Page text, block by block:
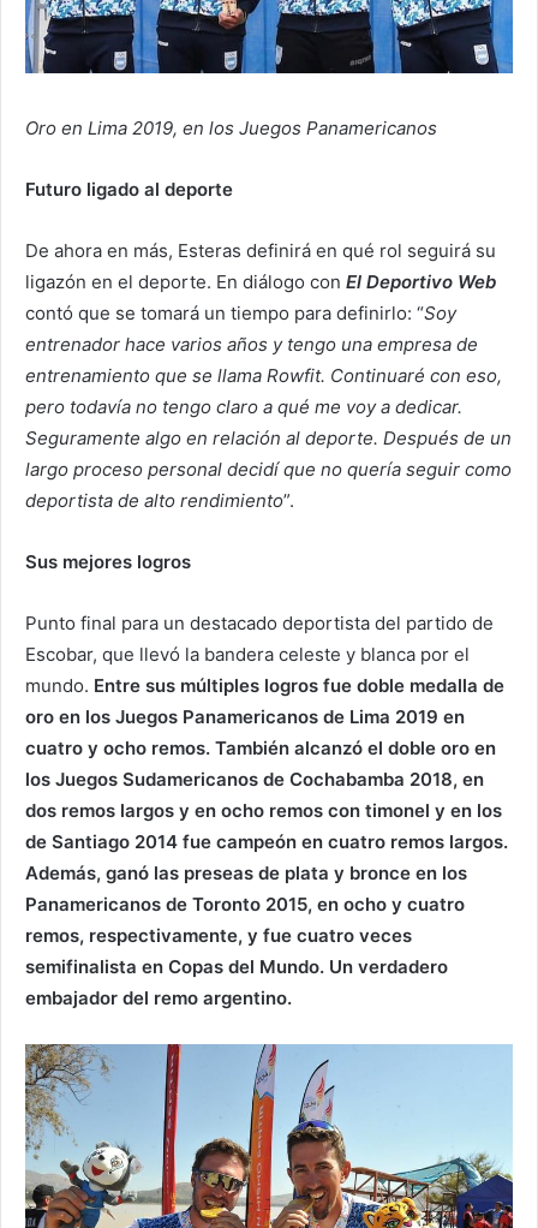
Oro en Lima 2019, en los Juegos Panamericanos
Futuro ligado al deporte
De ahora en más, Esteras definirá en qué rol seguirá su
ligazón en el deporte. En diálogo con El Deportivo Web
contó que se tomará un tiempo para definirlo: “Soy
entrenador hace varios años y tengo una empresa de
entrenamiento que se llama Rowfit. Continuaré con eso,
pero todavía no tengo claro a qué me voy a dedicar.
Seguramente algo en relación al deporte. Después de un
largo proceso personal decidí que no quería seguir como
deportista de alto rendimiento”.
Sus mejores logros
Punto final para un destacado deportista del partido de
Escobar, que llevó la bandera celeste y blanca por el
mundo. Entre sus múltiples logros fue doble medalla de
oro en los Juegos Panamericanos de Lima 2019 en
cuatro y ocho remos. También alcanzó el doble oro en
los Juegos Sudamericanos de Cochabamba 2018, en
dos remos largos y en ocho remos con timonel y en los
de Santiago 2014 fue campeón en cuatro remos largos.
Además, ganó las preseas de plata y bronce en los
Panamericanos de Toronto 2015, en ocho y cuatro
remos, respectivamente, y fue cuatro veces
semifinalista en Copas del Mundo. Un verdadero
embajador del remo argentino.